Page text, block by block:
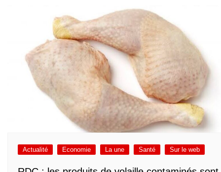
Actualité Economie La une Santé Sur le web